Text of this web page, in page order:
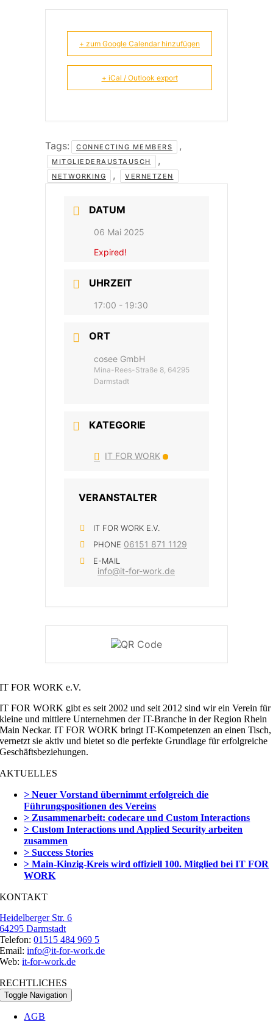
+ zum Google Calendar hinzufügen
+ iCal / Outlook export
Tags: CONNECTING MEMBERS ,
MITGLIEDERAUSTAUSCH ,
NETWORKING , VERNETZEN
DATUM
06 Mai 2025
Expired!
UHRZEIT
17:00 - 19:30
ORT
cosee GmbH
Mina-Rees-Straße 8, 64295
Darmstadt
KATEGORIE
IT FOR WORK
VERANSTALTER
IT FOR WORK E.V.
PHONE 06151 871 1129
E-MAIL
info@it-for-work.de
IT FOR WORK e.V.
IT FOR WORK gibt es seit 2002 und seit 2012 sind wir ein Verein für
kleine und mittlere Unternehmen der IT-Branche in der Region Rhein
Main Neckar. IT FOR WORK bringt IT-Kompetenzen an einen Tisch,
vernetzt sie aktiv und bietet so die perfekte Grundlage für erfolgreiche
Geschäftsbeziehungen.
AKTUELLES
> Neuer Vorstand übernimmt erfolgreich die
Führungspositionen des Vereins
> Zusammenarbeit: codecare und Custom Interactions
> Custom Interactions und Applied Security arbeiten
zusammen
> Success Stories
> Main-Kinzig-Kreis wird offiziell 100. Mitglied bei IT FOR
WORK
KONTAKT
Heidelberger Str. 6
64295 Darmstadt
Telefon:01515 484 969 5
Email:info@it-for-work.de
Web:it-for-work.de
RECHTLICHES
Toggle Navigation
AGB